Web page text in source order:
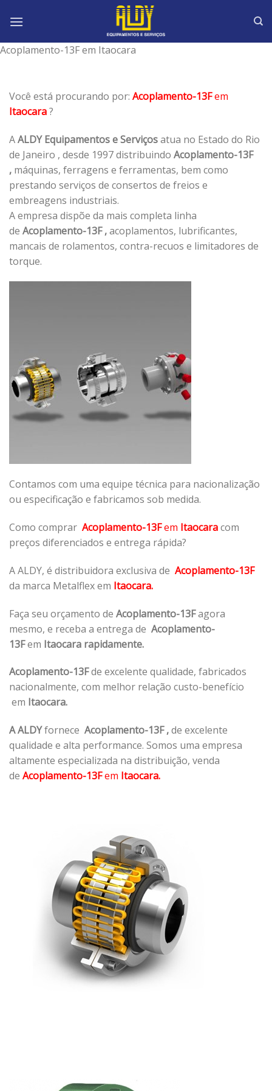
Acoplamento-13F em Itaocara
Você está procurando por: Acoplamento-13Fem
Itaocara?
AALDY Equipamentos e Serviçosatua no Estado do Rio
de Janeiro , desde 1997 distribuindo Acoplamento-13F
, máquinas, ferragens e ferramentas, bem como
prestando serviços de consertos de freios e
embreagens industriais.
A empresa dispõe da mais completa linha
de Acoplamento-13F ,acoplamentos, lubrificantes,
mancais de rolamentos, contra-recuos e limitadores de
torque.
Contamos com uma equipe técnica para nacionalização
ou especificação e fabricamos sob medida.
Como comprar Acoplamento-13Fem Itaocaracom
preços diferenciados e entrega rápida?
A ALDY, é distribuidora exclusiva de Acoplamento-13F
da marca Metalflex em Itaocara.
Faça seu orçamento de Acoplamento-13Fagora
mesmo, e receba a entrega de Acoplamento-
13Fem Itaocara rapidamente.
Acoplamento-13Fde excelente qualidade, fabricados
nacionalmente, com melhor relação custo-benefício
em Itaocara.
A ALDYfornece Acoplamento-13F ,de excelente
qualidade e alta performance. Somos uma empresa
altamente especializada na distribuição, venda
de Acoplamento-13Fem Itaocara.